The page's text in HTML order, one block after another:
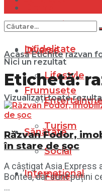
Internațional
Diverse
Lifestyle
Turism
Social
Filme
Infidelitate
Frumusețe
Sănătate
Internațional
Nici un rezultat
Vizualizați toate
Acasă Etichite razvan
Etichetă:
Răzvan Fodor,
în stare de șoc
A câștigat Asia Express
Bontea, dar sunt puțini
...